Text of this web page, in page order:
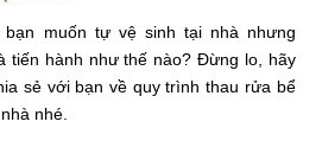
muốn tự vệ sinh tại nhà nhưng
tiến hành như thế nào? Đừng lo, hãy
sẻ với bạn về quy trình thau rửa bể
nhé.